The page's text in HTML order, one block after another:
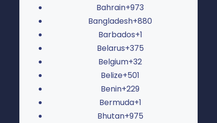
Bahrain+973
Bangladesh+880
Barbados+1
Belarus+375
Belgium+32
Belize+501
Benin+229
Bermuda+1
Bhutan+975